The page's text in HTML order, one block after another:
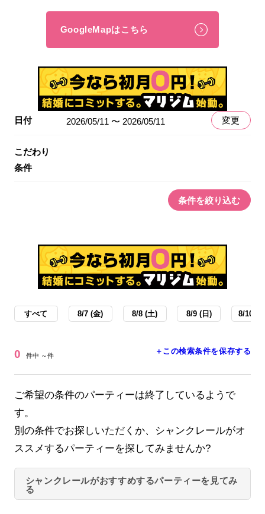
GoogleMapはこちら
日付 2026/05/11 〜 2026/05/11 変更
こだわり
条件
条件を絞り込む
すべて 8/7 (金) 8/8 (土) 8/9 (日) 8/10 (
0 件中 ～件 ＋この検索条件を保存する
ご希望の条件のパーティーは終了しているようで
す。
別の条件でお探しいただくか、シャンクレールがオ
ススメするパーティーを探してみませんか?
シャンクレールがおすすめするパーティーを見てみ
る